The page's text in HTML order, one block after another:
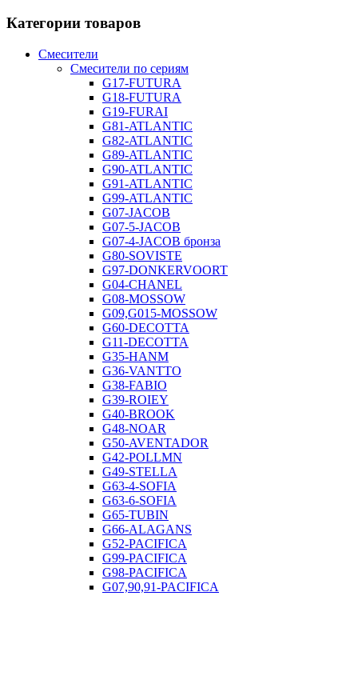
Категории товаров
Смесители
Смесители по сериям
G17-FUTURA
G18-FUTURA
G19-FURAI
G81-ATLANTIC
G82-ATLANTIC
G89-ATLANTIC
G90-ATLANTIC
G91-ATLANTIC
G99-ATLANTIC
G07-JACOB
G07-5-JACOB
G07-4-JACOB бронза
G80-SOVISTE
G97-DONKERVOORT
G04-CHANEL
G08-MOSSOW
G09,G015-MOSSOW
G60-DECOTTA
G11-DECOTTA
G35-HANM
G36-VANTTO
G38-FABIO
G39-ROIEY
G40-BROOK
G48-NOAR
G50-AVENTADOR
G42-POLLMN
G49-STELLA
G63-4-SOFIA
G63-6-SOFIA
G65-TUBIN
G66-ALAGANS
G52-PACIFICA
G99-PACIFICA
G98-PACIFICA
G07,90,91-PACIFICA